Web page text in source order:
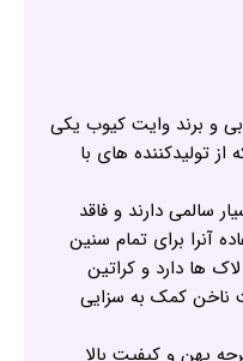
و برند وایت کیوب یکی
تولیدکننده های با
سالمی دارند و فاقد
آنرا برای تمام سنین
ها دارد و کراتین
ناخن کمک به سزایی
پهن و کیفیت بالا